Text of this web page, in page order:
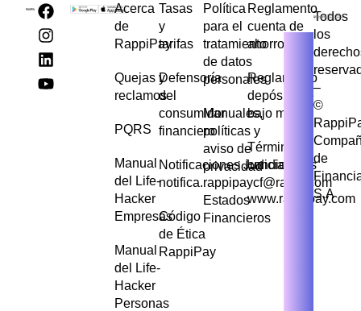
Acerca
de
RappiPay
Quejas y
reclamos
PQRS
Manual
del Life-
Hacker
Empresas
Manual
del Life-
Hacker
Personas
Tasas
y
tarifas
Defensoría
del
consumidor
financiero
Notificaciones Judiciales
notifica.rappipaycf@rappi.com
Código
de Ética
RappiPay
Política
para el
tratamiento
de datos
personales
Manuales,
políticas y
aviso de
privacidad
Estados
Financieros
Reglamento
cuenta de
ahorros
Reglamento
depósito de
bajo monto
Términos y
condiciones
www.rappipay.com
Todos
los
–
©
de
S.A